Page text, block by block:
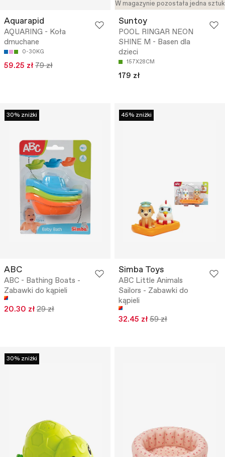
Aquarapid
AQUARING - Koła
dmuchane
0-30KG
59.25 zł 79 zł
W magazynie pozostała jedna
Suntoy
POOL RINGAR NEON
SHINE M - Basen dla
dzieci
157X28CM
179 zł
30% zniżki
ABC
ABC - Bathing Boats -
Zabawki do kąpieli
20.30 zł 29 zł
45% zniżki
Simba Toys
ABC Little Animals
Sailors - Zabawki do
kąpieli
32.45 zł 59 zł
30% zniżki